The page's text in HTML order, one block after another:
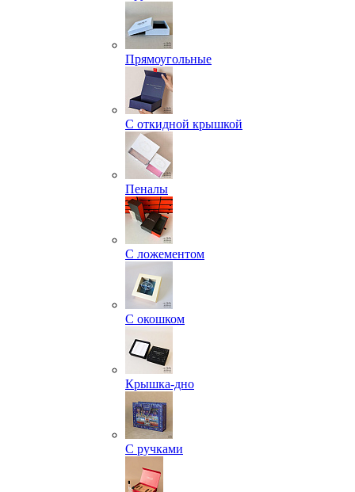
Прямоугольные
С откидной крышкой
Пеналы
С ложементом
С окошком
Крышка-дно
С ручками